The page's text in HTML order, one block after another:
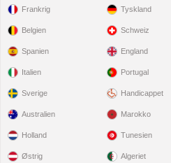
Frankrig
Belgien
Spanien
Italien
Sverige
Tyskland
Schweiz
England
Portugal
Handicappet
Australien
Holland
Østrig
Marokko
Tunesien
Algeriet